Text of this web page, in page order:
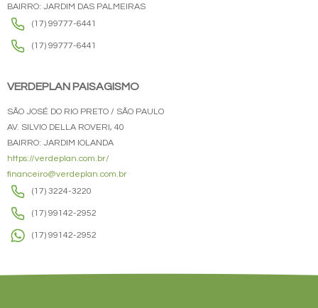
BAIRRO: JARDIM DAS PALMEIRAS
(17) 99777-6441
(17) 99777-6441
VERDEPLAN PAISAGISMO
SÃO JOSÉ DO RIO PRETO / SÃO PAULO
AV. SILVIO DELLA ROVERI, 40
BAIRRO: JARDIM IOLANDA
https://verdeplan.com.br/
financeiro@verdeplan.com.br
(17) 3224-3220
(17) 99142-2952
(17) 99142-2952